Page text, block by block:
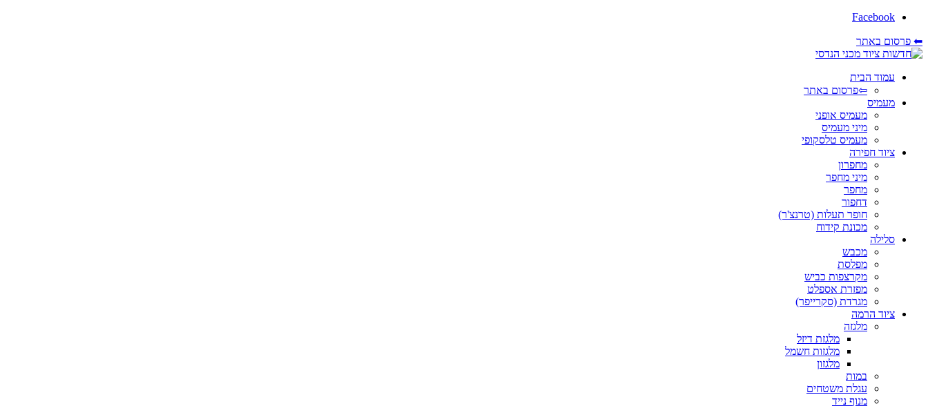
Facebook
⬅ פרסום באתר
עמוד הבית
⇦פרסום באתר
מעמיס
מעמיס אופני
מיני מעמיס
מעמיס טלסקופי
ציוד חפירה
מחפרון
מיני מחפר
מחפר
דחפור
חופר תעלות (טרנצ'ר)
מכונת קידוח
סלילה
מכבש
מפלסת
מקרצפות כביש
מפזרת אספלט
מגרדת (סקרייפר)
ציוד הרמה
מלגזה
מלגזת דיזל
מלגזות חשמל
מלגזון
במות
עגלת משטחים
מנוף נייד